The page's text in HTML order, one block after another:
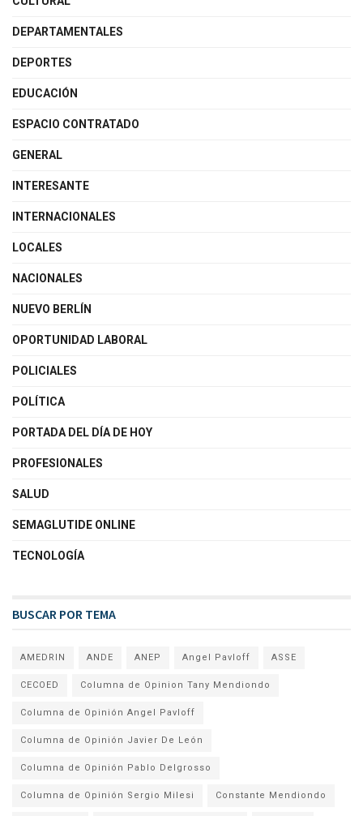
DEPARTAMENTALES
DEPORTES
EDUCACIÓN
ESPACIO CONTRATADO
GENERAL
INTERESANTE
INTERNACIONALES
LOCALES
NACIONALES
NUEVO BERLÍN
OPORTUNIDAD LABORAL
POLICIALES
POLÍTICA
PORTADA DEL DÍA DE HOY
PROFESIONALES
SALUD
SEMAGLUTIDE ONLINE
TECNOLOGÍA
BUSCAR POR TEMA
AMEDRIN ANDE ANEP Angel Pavloff ASSE
CECOED Columna de Opinion Tany Mendiondo
Columna de Opinión Angel Pavloff
Columna de Opinión Javier De León
Columna de Opinión Pablo Delgrosso
Columna de Opinión Sergio Milesi Constante Mendiondo